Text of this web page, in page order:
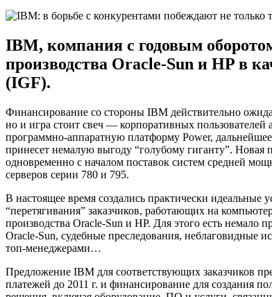
IBM, компания с годовым
производства Oracle-Sun и HP в
(IGF).
Финансирование со стороны IBM действительно
но и игра стоит свеч — корпоративных пользователей
программно-аппаратную платформу Power,
принесет немалую выгоду “голубому гиганту”. Новая
одновременно с началом поставок систем средней
серверов серии 780 и 795.
В настоящее время создались практически идеальные
“перетягивания” заказчиков, работающих на
производства Oracle-Sun и HP. Для этого есть немало
Oracle-Sun, судебные преследования, неблаговидные
топ-менеджерами…
Предложение IBM для соответствующих заказчиков
платежей до 2011 г. и финансирование для создания